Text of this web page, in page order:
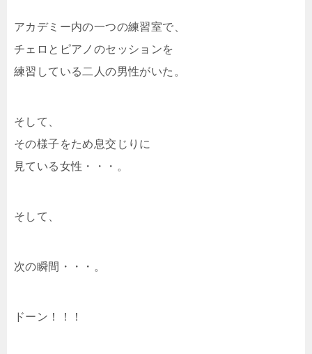
アカデミー内の一つの練習室で、
チェロとピアノのセッションを
練習している二人の男性がいた。
そして、
その様子をため息交じりに
見ている女性・・・。
そして、
次の瞬間・・・。
ドーン！！！